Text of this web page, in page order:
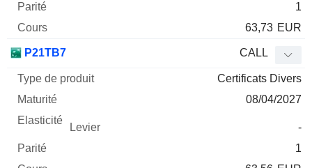
1
63,73 EUR
P21TB7 CALL
Certificats Divers
08/04/2027
-
1